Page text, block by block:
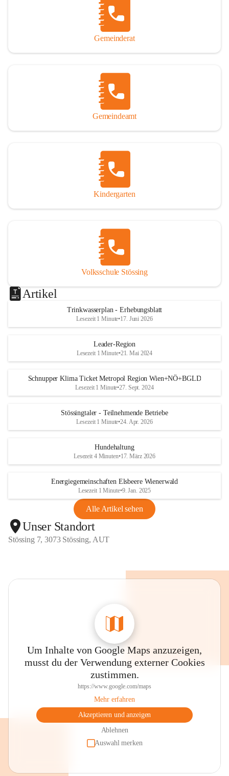
Gemeinderat
Gemeindeamt
Kindergarten
Volksschule Stössing
Artikel
Trinkwasserplan - Erhebungsblatt
Lesezeit 1 Minute•17. Juni 2026
Leader-Region
Lesezeit 1 Minute•21. Mai 2024
Schnupper Klima Ticket Metropol Region Wien+NÖ+BGLD
Lesezeit 1 Minute•27. Sept. 2024
Stössingtaler - Teilnehmende Betriebe
Lesezeit 1 Minute•24. Apr. 2026
Hundehaltung
Lesezeit 4 Minuten•17. März 2026
Energiegemeinschaften Elsbeere Wienerwald
Lesezeit 1 Minute•9. Jan. 2025
Alle Artikel sehen
Unser Standort
Stössing 7, 3073 Stössing, AUT
Um Inhalte von Google Maps anzuzeigen,
musst du der Verwendung externer Cookies
zustimmen.
https://www.google.com/maps
Mehr erfahren
Akzeptieren und anzeigen
Ablehnen
Auswahl merken